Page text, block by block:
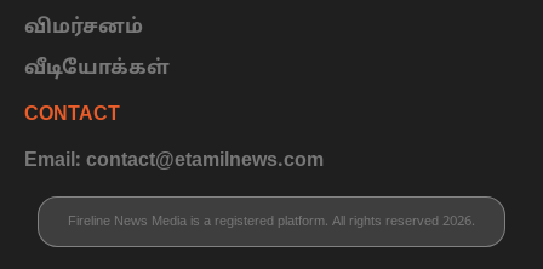
விமர்சனம்
வீடியோக்கள்
CONTACT
Email: contact@etamilnews.com
Fireline News Media is a registered platform. All rights reserved 2026.